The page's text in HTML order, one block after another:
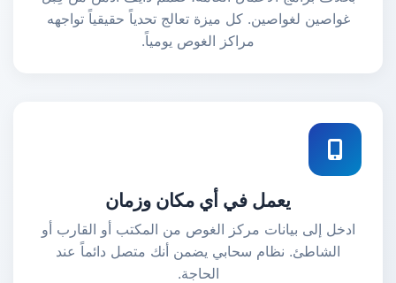
غواصين لغواصين. كل ميزة تعالج تحدياً حقيقياً تواجهه
مراكز الغوص يومياً.
يعمل في أي مكان وزمان
ادخل إلى بيانات مركز الغوص من المكتب أو القارب أو
الشاطئ. نظام سحابي يضمن أنك متصل دائماً عند
الحاجة.